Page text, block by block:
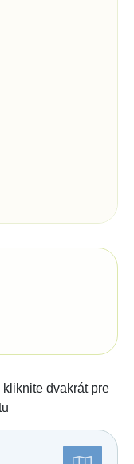
dvakrát pre